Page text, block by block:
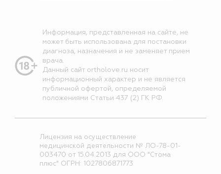
Информация, представленная на сайте, не
может быть использована для постановки
диагноза, назначения и не заменяет прием
врача.
Данный сайт ortholove.ru носит
информационный характер и не является
публичной офертой, определяемой
положениями Статьи 437 (2) ГК РФ.
Лицензия на осуществление
медицинской деятельности № ЛО-78-01-
003470 от 15.04.2013 для ООО "Стома
плюс" ОГРН: 1027806871773